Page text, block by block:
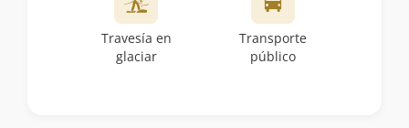
Travesía en
glaciar
Transporte
público